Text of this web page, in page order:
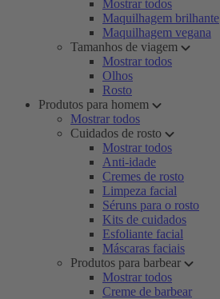
Mostrar todos
Maquilhagem brilhante
Maquilhagem vegana
Tamanhos de viagem
Mostrar todos
Olhos
Rosto
Produtos para homem
Mostrar todos
Cuidados de rosto
Mostrar todos
Anti-idade
Cremes de rosto
Limpeza facial
Séruns para o rosto
Kits de cuidados
Esfoliante facial
Máscaras faciais
Produtos para barbear
Mostrar todos
Creme de barbear